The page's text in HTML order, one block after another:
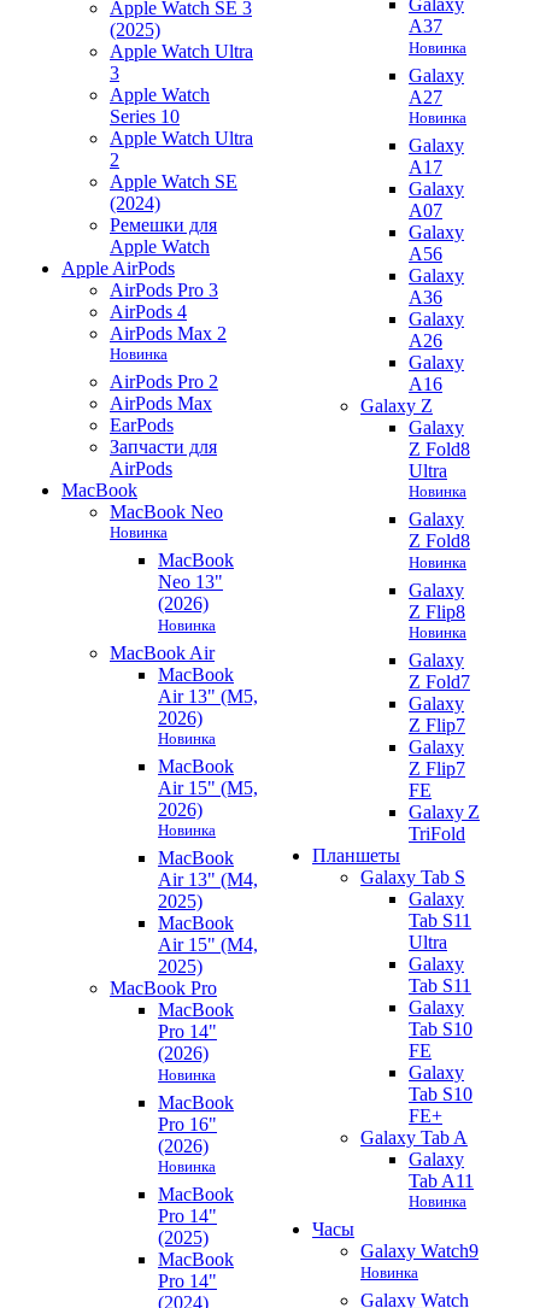
Apple Watch SE 3
(2025)
Apple Watch Ultra
3
Apple Watch
Series 10
Apple Watch Ultra
2
Apple Watch SE
(2024)
Ремешки для
Apple Watch
Apple AirPods
AirPods Pro 3
AirPods 4
AirPods Max 2
Новинка
AirPods Pro 2
AirPods Max
EarPods
Запчасти для
AirPods
MacBook
MacBook Neo
Новинка
MacBook
Neo 13"
(2026)
Новинка
MacBook Air
MacBook
Air 13" (M5,
2026)
Новинка
MacBook
Air 15" (M5,
2026)
Новинка
MacBook
Air 13" (M4,
2025)
MacBook
Air 15" (M4,
2025)
MacBook Pro
MacBook
Pro 14"
(2026)
Новинка
MacBook
Pro 16"
(2026)
Новинка
MacBook
Pro 14"
(2025)
MacBook
Pro 14"
(2024)
Galaxy
A37
Новинка
Galaxy
A27
Новинка
Galaxy
A17
Galaxy
A07
Galaxy
A56
Galaxy
A36
Galaxy
A26
Galaxy
A16
Galaxy Z
Galaxy
Z Fold8
Ultra
Новинка
Galaxy
Z Fold8
Новинка
Galaxy
Z Flip8
Новинка
Galaxy
Z Fold7
Galaxy
Z Flip7
Galaxy
Z Flip7
FE
Galaxy Z
TriFold
Планшеты
Galaxy Tab S
Galaxy
Tab S11
Ultra
Galaxy
Tab S11
Galaxy
Tab S10
FE
Galaxy
Tab S10
FE+
Galaxy Tab A
Galaxy
Tab A11
Новинка
Часы
Galaxy Watch9
Новинка
Galaxy Watch